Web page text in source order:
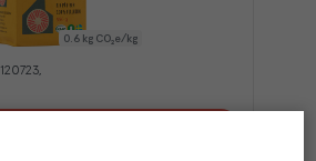
0.6 kg CO₂e/kg
120723